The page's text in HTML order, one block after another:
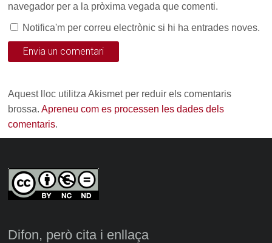
navegador per a la pròxima vegada que comenti.
Notifica'm per correu electrònic si hi ha entrades noves.
Aquest lloc utilitza Akismet per reduir els comentaris
brossa.Apreneu com es processen les dades dels
comentaris.
Difon, però cita i enllaça